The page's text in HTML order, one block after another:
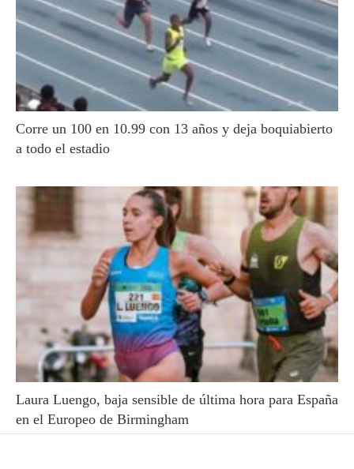
Corre un 100 en 10.99 con 13 años y deja boquiabierto
a todo el estadio
Laura Luengo, baja sensible de última hora para España
en el Europeo de Birmingham